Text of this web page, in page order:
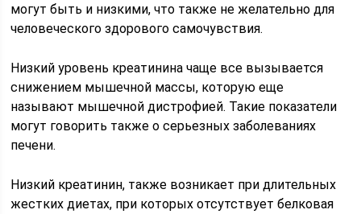
могут быть и низкими, что также не желательно для
человеческого здорового самочувствия.
Низкий уровень креатинина чаще все вызывается
снижением мышечной массы, которую еще
называют мышечной дистрофией. Такие показатели
могут говорить также о серьезных заболеваниях
печени.
Низкий креатинин, также возникает при длительных
жестких диетах, при которых отсутствует белковая